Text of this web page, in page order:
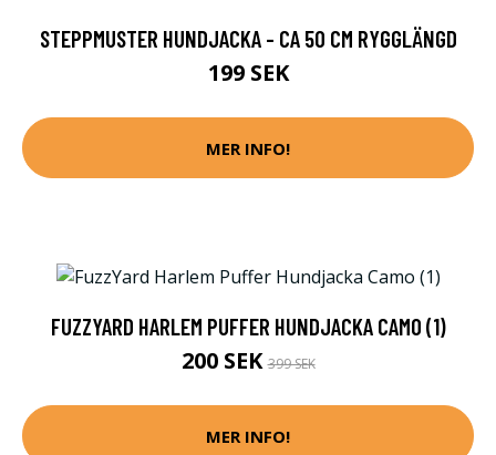
STEPPMUSTER HUNDJACKA - CA 50 CM RYGGLÄNGD
199 SEK
MER INFO!
FUZZYARD HARLEM PUFFER HUNDJACKA CAMO (1)
200 SEK399 SEK
MER INFO!